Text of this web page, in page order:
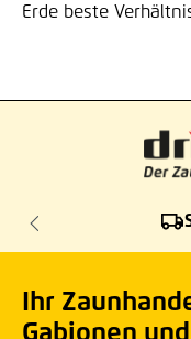
Erde beste
Ihr
Gabionen